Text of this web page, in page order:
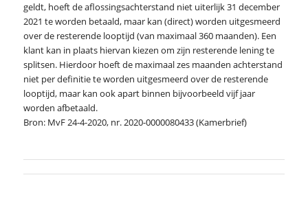
geldt, hoeft de aflossingsachterstand niet uiterlijk 31 december
2021 te worden betaald, maar kan (direct) worden uitgesmeerd
over de resterende looptijd (van maximaal 360 maanden). Een
klant kan in plaats hiervan kiezen om zijn resterende lening te
splitsen. Hierdoor hoeft de maximaal zes maanden achterstand
niet per definitie te worden uitgesmeerd over de resterende
looptijd, maar kan ook apart binnen bijvoorbeeld vijf jaar
worden afbetaald.
Bron: MvF 24-4-2020, nr. 2020-0000080433 (Kamerbrief)